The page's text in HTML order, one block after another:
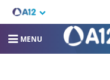
MENU